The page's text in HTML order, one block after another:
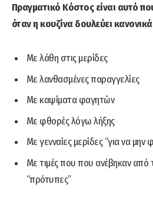
Πραγματικό Κόστος είναι αυτό
όταν η κουζίνα δουλεύει
Με λάθη στις μερίδες
Με λανθασμένες παραγγελίες
Με καψίματα φαγητών
Με φθορές λόγω λήξης
Με γενναίες μερίδες “για να μην
Με τιμές που που ανέβηκαν από
“πρότυπες”